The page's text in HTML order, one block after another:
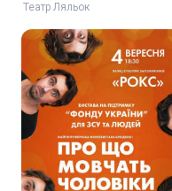
Театр Ляльок